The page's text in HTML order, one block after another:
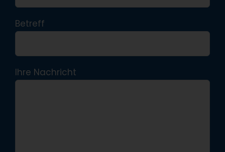
Betreff
Ihre Nachricht